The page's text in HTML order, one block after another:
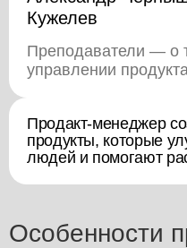
Продакт-менеджер
продукты, которые
людей и помогают
Кужелев
Преподаватели — о
управлении
Особенности